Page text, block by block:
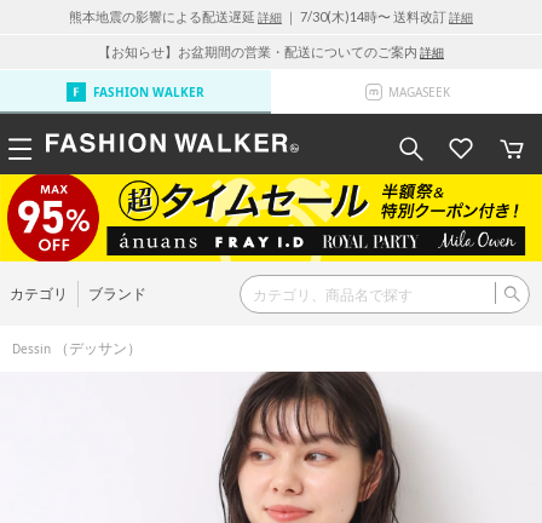
熊本地震の影響による配送遅延 詳細 ｜ 7/30(木)14時〜 送料改訂詳細
【お知らせ】お盆期間の営業・配送についてのご案内 詳細
FASHION WALKER MAGASEEK
カテゴリ ブランド
Dessin （デッサン）